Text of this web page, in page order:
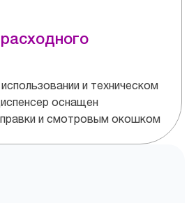
и техническом
оснащен
и смотровым окошком